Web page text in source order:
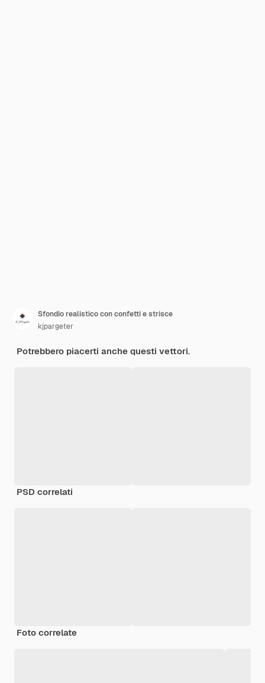
Sfondio realistico con confetti e strisce
kjpargeter
Potrebbero piacerti anche questi vettori.
PSD correlati
Foto correlate